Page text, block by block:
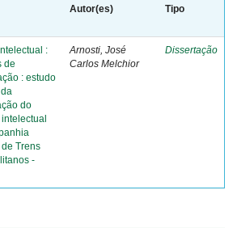
Autor(es) Tipo
:
de
: estudo
do
Trens
-
Arnosti, José
Carlos Melchior
Dissertação